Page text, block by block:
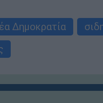
Δημοκρατία